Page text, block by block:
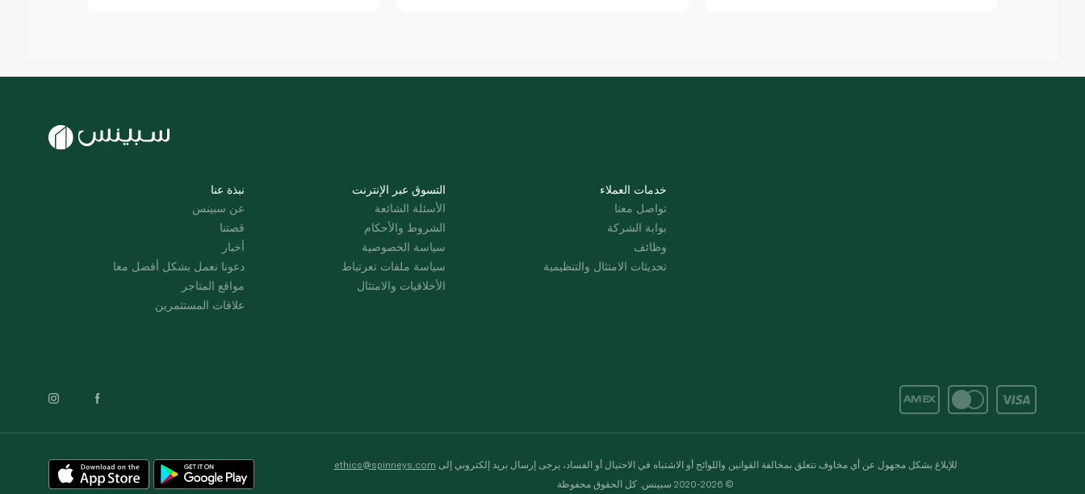
نبذة عنا
عن سبينس
قصتنا
أخبار
دعونا نعمل بشكل أفضل معا
مواقع المتاجر
علاقات المستثمرين
التسوق عبر الإنترنت
الأسئلة الشائعة
الشروط والأحكام
سياسة الخصوصية
سياسة ملفات تعرتباط
الأخلاقيات والامتثال
خدمات العملاء
تواصل معنا
بوابة الشركة
وظائف
تحديثات الامتثال والتنظيمية
للإبلاغ بشكل مجهول عن أي مخاوف تتعلق بمخالفة القوانين واللوائح أو الاشتباه في الاحتيال أو الفساد، يرجى إرسال بريد إلكتروني إلى ethics@spinneys.com
© 2020-2026 سبينس. كل الحقوق محفوظة